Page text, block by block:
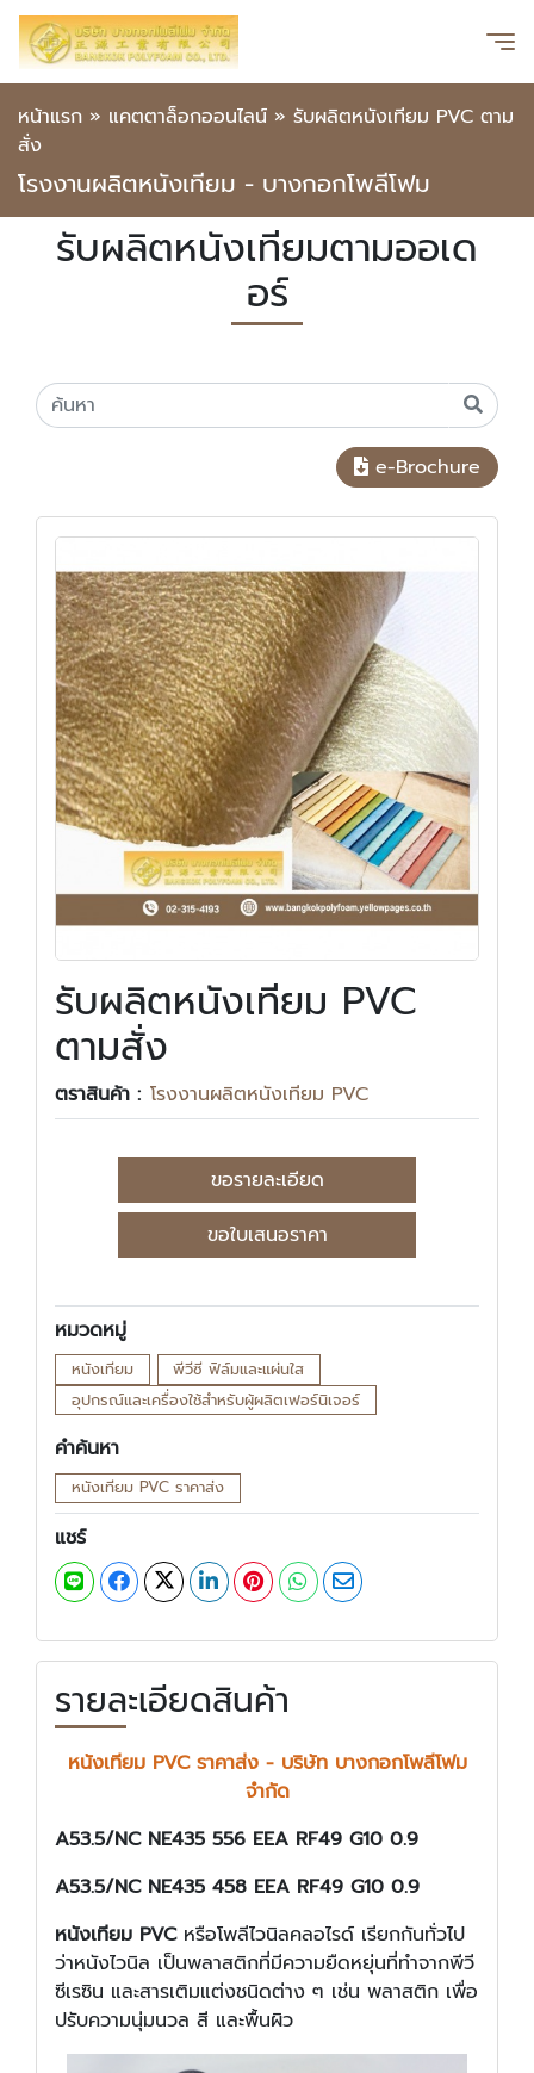
หน้าแรก » แคตตาล็อกออนไลน์ » รับผลิตหนังเทียม PVC ตาม
สั่ง
โรงงานผลิตหนังเทียม - บางกอกโพลีโฟม
รับผลิตหนังเทียมตามออเด
อร์
e-Brochure
รับผลิตหนังเทียม PVC
ตามสั่ง
ตราสินค้า : โรงงานผลิตหนังเทียม PVC
ขอรายละเอียด
ขอใบเสนอราคา
หมวดหมู่
หนังเทียม
พีวีซี ฟิล์มและแผ่นใส
อุปกรณ์และเครื่องใช้สำหรับผู้ผลิตเฟอร์นิเจอร์
คำค้นหา
หนังเทียม PVC ราคาส่ง
แชร์
รายละเอียดสินค้า
หนังเทียม PVC ราคาส่ง - บริษัท บางกอกโพลีโฟม
จำกัด
A53.5/NC NE435 556 EEA RF49 G10 0.9
A53.5/NC NE435 458 EEA RF49 G10 0.9
หนังเทียม PVCหรือโพลีไวนิลคลอไรด์ เรียกกันทั่วไป
ว่าหนังไวนิล เป็นพลาสติกที่มีความยืดหยุ่นที่ทำจากพีวี
ซีเรซิน และสารเติมแต่งชนิดต่าง ๆ เช่น พลาสติก เพื่อ
ปรับความนุ่มนวล สี และพื้นผิว